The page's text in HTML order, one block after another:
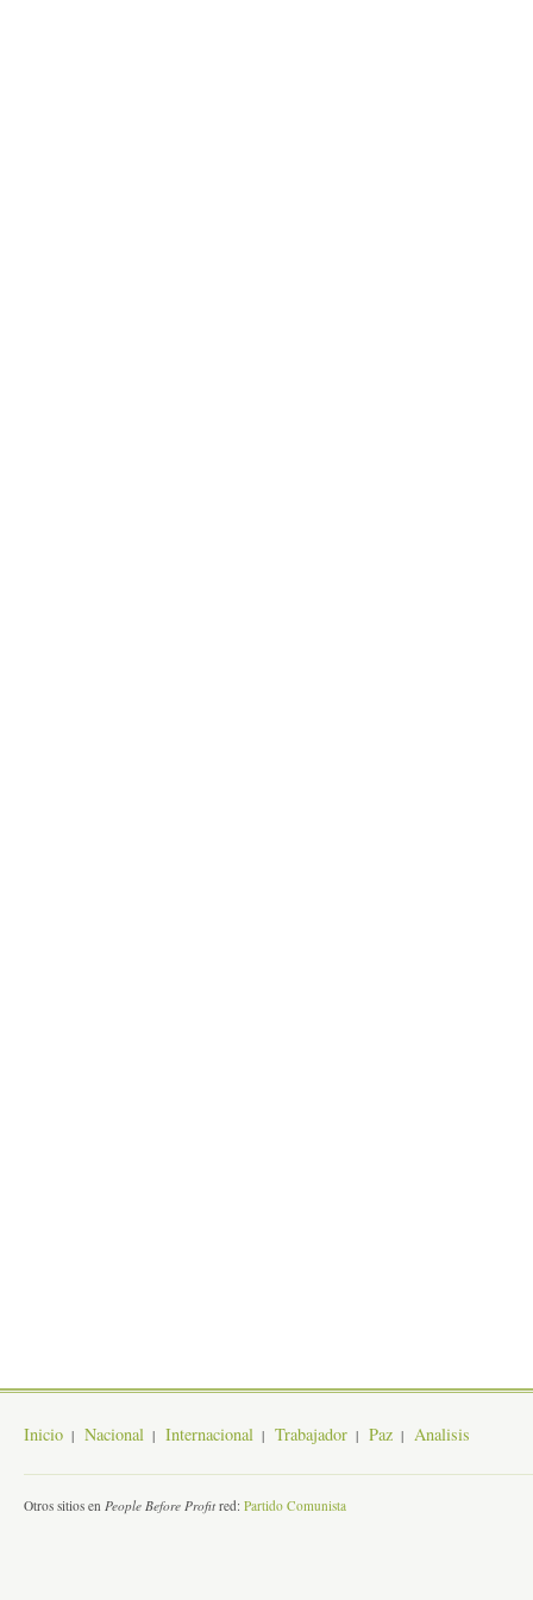
Inicio Nacional Internacional Trabajador Paz Analisis
Otros sitios en People Before Profit red: Partido Comunista